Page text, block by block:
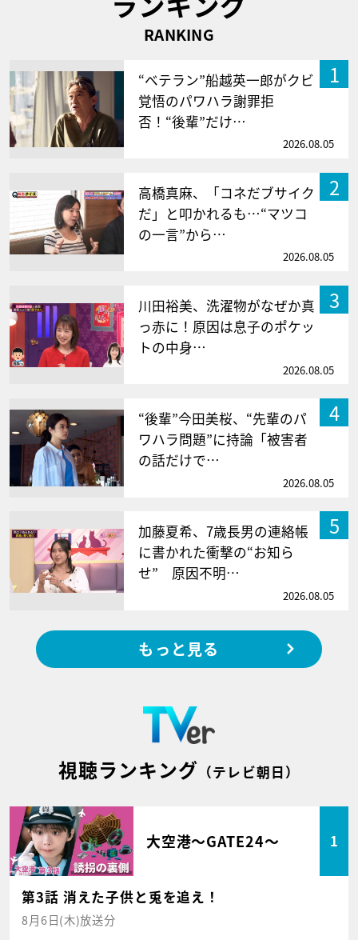
RANKING
1
“ベテラン”船越英一郎がクビ
覚悟のパワハラ謝罪拒
否！“後輩”だけ…
2026.08.05
2
高橋真麻、「コネだブサイク
だ」と叩かれるも…“マツコ
の一言”から…
2026.08.05
3
川田裕美、洗濯物がなぜか真
っ赤に！原因は息子のポケッ
トの中身…
2026.08.05
4
“後輩”今田美桜、“先輩のパ
ワハラ問題”に持論「被害者
の話だけで…
2026.08.05
5
加藤夏希、7歳長男の連絡帳
に書かれた衝撃の“お知ら
せ” 原因不明…
2026.08.05
もっと見る
視聴ランキング （テレビ朝日）
大空港～GATE24～ 1
第3話 消えた子供と兎を追え！
8月6日(木)放送分